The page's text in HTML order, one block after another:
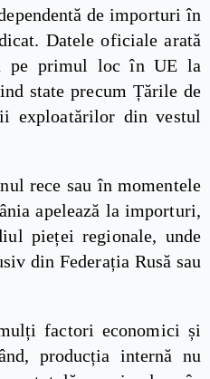
de importuri în
Datele oficiale arată
pe primul loc în UE la
state precum Țările de
exploatărilor din vestul
rece sau în momentele
apelează la importuri,
pieței regionale, unde
din Federația Rusă sau
factori economici și
producția internă nu